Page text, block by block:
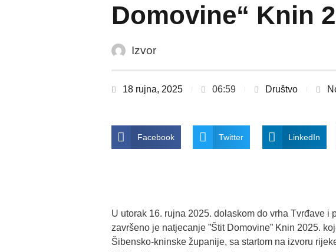
Domovine“ Knin
Izvor
18 rujna, 2025 06:59 Društvo
Facebook Twitter LinkedIn
U utorak 16. rujna 2025. dolaskom do vrha Tvrđave i
završeno je natjecanje ”Štit Domovine” Knin 2025.
Šibensko-kninske županije, sa startom na izvoru